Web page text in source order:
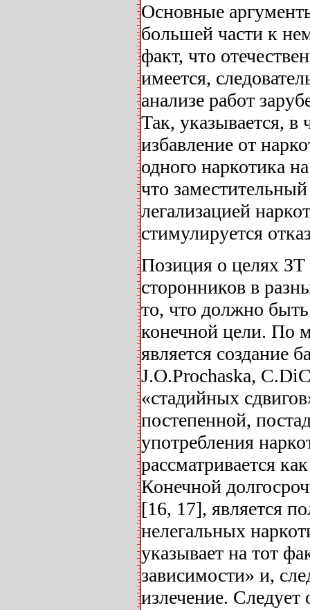
Основные
большей части к
факт, что
имеется,
анализе работ
Так, указывается, в
избавление от
одного наркотика
что
легализацией
стимулируется
Позиция о целях ЗТ
сторонников в
то, что должно
конечной цели. По
является создание
J.O.Prochaska,
«стадийных
постепенной,
употребления
рассматривается
Конечной
[16, 17], является
нелегальных
указывает на тот
зависимости» и,
излечение.